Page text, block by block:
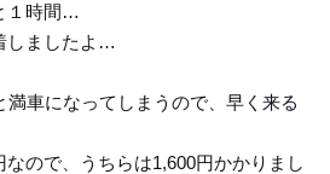
１時間…
しましたよ…
満車になってしまうので、早く来る
ので、うちらは1,600円かかりまし